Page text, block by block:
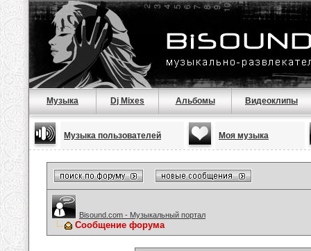
Музыка Dj Mixes Альбомы Видеоклипы
Музыка пользователей Моя музыка
Bisound.com - Музыкальный портал
Сообщение форума